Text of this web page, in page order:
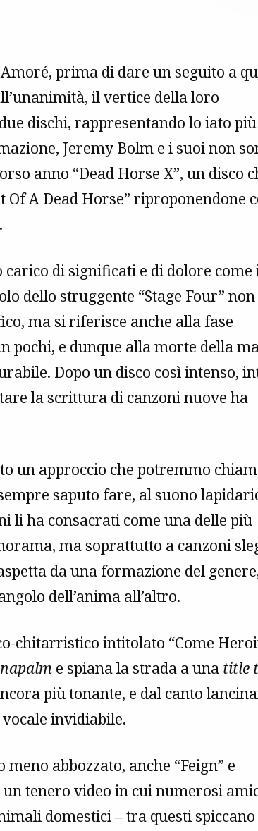
prima di dare un seguito a
il vertice della loro
dischi, rappresentando lo iato più
Jeremy Bolm e i suoi non
anno “Dead Horse X”, un disco
A Dead Horse” riproponendone
.
di significati e di dolore come
dello struggente “Stage Four” non
ma si riferisce anche alla fase
pochi, e dunque alla morte della
Dopo un disco così intenso,
la scrittura di canzoni nuove ha
un approccio che potremmo
saputo fare, al suono
li ha consacrati come una delle più
ma soprattutto a canzoni
da una formazione del
dell’anima all’altro.
chitarristico intitolato “Come
napalm e spiana la strada a una title
più tonante, e dal canto
invidiabile.
abbozzato, anche “Feign” e
un tenero video in cui numerosi
domestici – tra questi spiccano